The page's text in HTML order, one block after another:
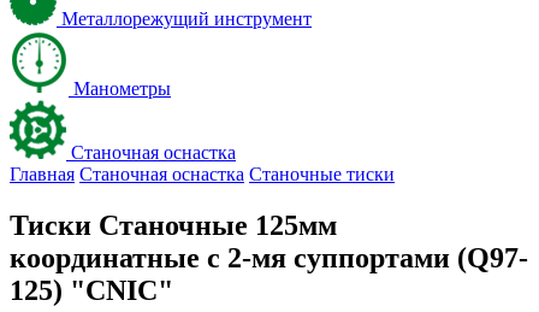
Металлорежущий инструмент
Манометры
Станочная оснастка
Главная Станочная оснастка Станочные тиски
Тиски Станочные 125мм
координатные с 2-мя суппортами (Q97-
125) "CNIC"